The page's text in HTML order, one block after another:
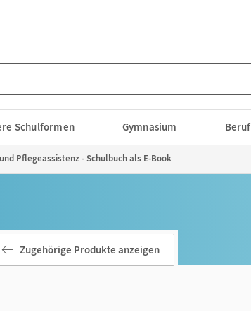
Schulformen Gymnasium
Pflegeassistenz - Schulbuch als E-Book
Zugehörige Produkte anzeigen